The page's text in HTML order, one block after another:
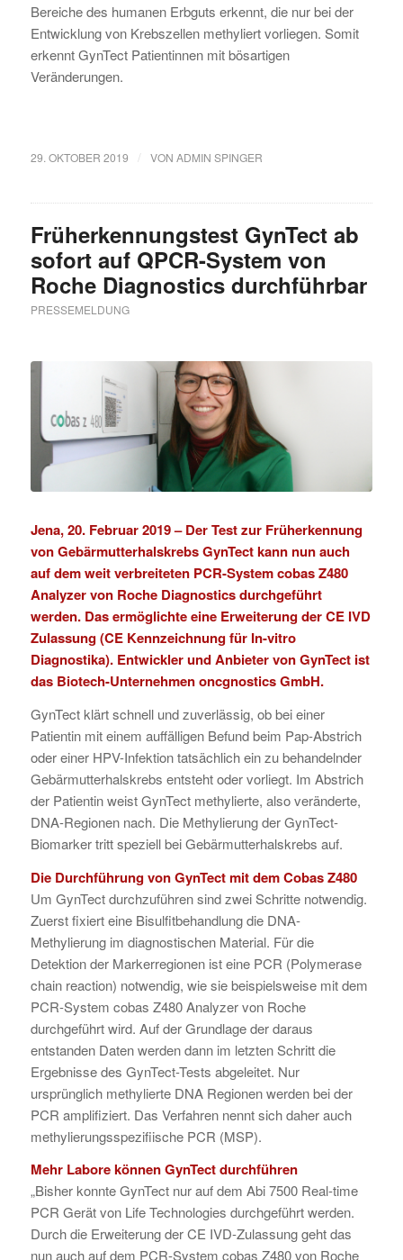
Bereiche des humanen Erbguts erkennt, die nur bei der
Entwicklung von Krebszellen methyliert vorliegen. Somit
erkennt GynTect Patientinnen mit bösartigen
Veränderungen.
29. OKTOBER 2019 / VON ADMIN SPINGER
Früherkennungstest GynTect ab
sofort auf QPCR-System von
Roche Diagnostics durchführbar
PRESSEMELDUNG
Jena, 20. Februar 2019 – Der Test zur Früherkennung
von GebärmutterhalskrebsGynTectkann nun auch
auf dem weit verbreiteten PCR-System cobas Z480
Analyzervon Roche Diagnostics durchgeführt
werden. Das ermöglichte eine Erweiterung der CE IVD
Zulassung (CE Kennzeichnung für In-vitro
Diagnostika). Entwickler und Anbieter von GynTect ist
das Biotech-Unternehmenoncgnostics GmbH.
GynTect klärt schnell und zuverlässig, ob bei einer
Patientin mit einem auffälligen Befund beim Pap-Abstrich
oder einer HPV-Infektion tatsächlich ein zu behandelnder
Gebärmutterhalskrebs entsteht oder vorliegt. Im Abstrich
der Patientin weist GynTect methylierte, also veränderte,
DNA-Regionen nach. Die Methylierung der GynTect-
Biomarker tritt speziell bei Gebärmutterhalskrebs auf.
Die Durchführung von GynTect mit dem Cobas Z480
Um GynTect durchzuführen sind zwei Schritte notwendig.
Zuerst fixiert eine Bisulfitbehandlung die DNA-
Methylierung im diagnostischen Material. Für die
Detektion der Markerregionen ist eine PCR (Polymerase
chain reaction) notwendig, wie sie beispielsweise mit dem
PCR-System cobas Z480 Analyzer von Roche
durchgeführt wird. Auf der Grundlage der daraus
entstanden Daten werden dann im letzten Schritt die
Ergebnisse des GynTect-Tests abgeleitet. Nur
ursprünglich methylierte DNA Regionen werden bei der
PCR amplifiziert. Das Verfahren nennt sich daher auch
methylierungsspezifiische PCR (MSP).
Mehr Labore können GynTect durchführen
„Bisher konnte GynTect nur auf dem Abi 7500 Real-time
PCR Gerät von Life Technologies durchgeführt werden.
Durch die Erweiterung der CE IVD-Zulassung geht das
nun auch auf dem PCR-System cobas Z480 von Roche